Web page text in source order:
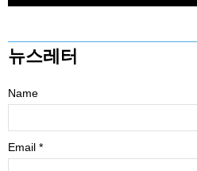
뉴스레터
Name
Email *